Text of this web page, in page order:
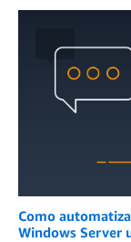
Como
Windows Server